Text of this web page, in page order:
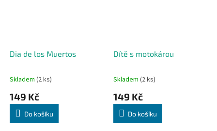
Dia de los Muertos
Skladem (2 ks)
149 Kč
Do košíku
Dítě s motokárou
Skladem (2 ks)
149 Kč
Do košíku